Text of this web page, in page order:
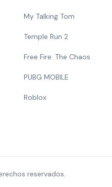
My Talking Tom
Temple Run 2
Free Fire: The Chaos
PUBG MOBILE
Roblox
reservados.